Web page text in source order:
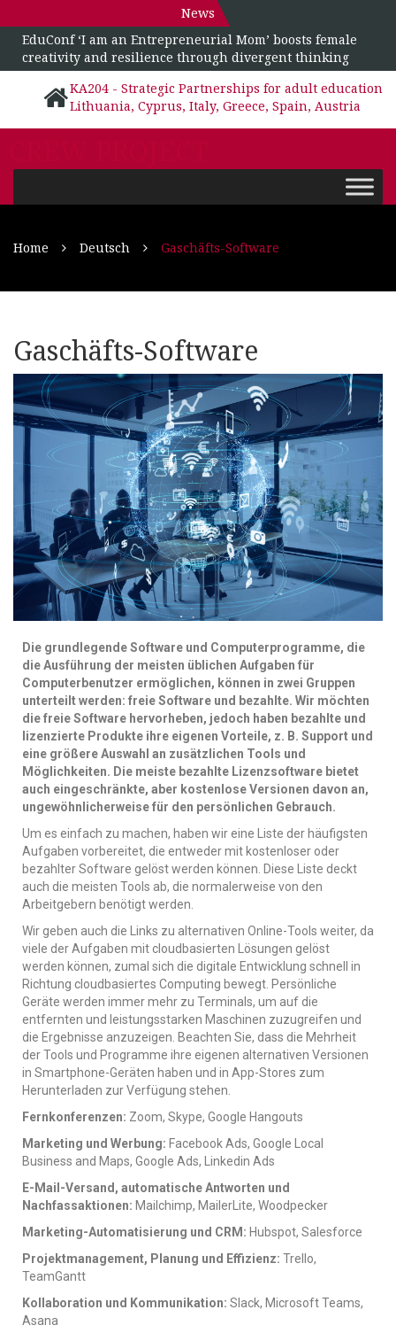
News
EduConf ‘I am an Entrepreneurial Mom’ boosts female
creativity and resilience through divergent thinking
KA204 - Strategic Partnerships for adult education
Lithuania, Cyprus, Italy, Greece, Spain, Austria
Home Deutsch Gaschäfts-Software
Gaschäfts-Software
Die grundlegende Software und Computerprogramme, die
die Ausführung der meisten üblichen Aufgaben für
Computerbenutzer ermöglichen, können in zwei Gruppen
unterteiltwerden: freie Software und bezahlte. Wir möchten
die freie Software hervorheben, jedoch haben bezahlte und
lizenzierte Produkte ihre eigenen Vorteile, z. B. Support und
eine größereAuswahl an zusätzlichen Tools und
Möglichkeiten. Die meiste bezahlte Lizenzsoftware bietet
auch eingeschränkte, aber kostenlose Versionen davon an,
ungewöhnlicherweise für den persönlichen Gebrauch.
Um es einfach zu machen, haben wir eine Liste der häufigsten
Aufgaben vorbereitet, die entweder mit kostenloser oder
bezahlter Software gelöst werden können. Diese Liste deckt
auch die meisten Tools ab, die normalerweise von den
Arbeitgebern benötigt werden.
Wir geben auch die Links zu alternativen Online-Tools weiter, da
viele der Aufgaben mit cloudbasierten Lösungen gelöst
werden können, zumal sich die digitale Entwicklung schnell in
Richtung cloudbasiertes Computing bewegt. Persönliche
Geräte werden immer mehr zu Terminals, um auf die
entfernten und leistungsstarken Maschinen zuzugreifen und
die Ergebnisse anzuzeigen. Beachten Sie, dass die Mehrheit
der Tools und Programme ihre eigenen alternativen Versionen
in Smartphone-Geräten haben und in App-Stores zum
Herunterladen zur Verfügung stehen.
Fernkonferenzen: Zoom, Skype, Google Hangouts
Marketing und Werbung: Facebook Ads, Google Local
Business and Maps, Google Ads, Linkedin Ads
E-Mail-Versand, automatische Antworten und
Nachfassaktionen: Mailchimp, MailerLite, Woodpecker
Marketing-Automatisierung und CRM: Hubspot, Salesforce
Projektmanagement, Planung und Effizienz: Trello,
TeamGantt
Kollaboration und Kommunikation: Slack, Microsoft Teams,
Asana